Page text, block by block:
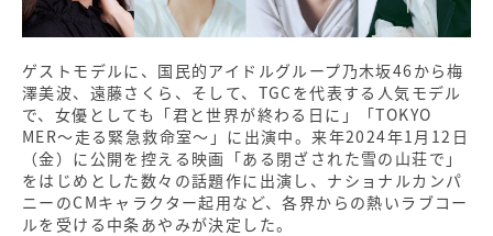
ゲストモデルに、国民的アイドルグループ乃木坂46から梅
澤美波、遠藤さくら、そして、TGCを代表する人気モデル
で、女優としても「君と世界が終わる日に」「TOKYO
MER～走る緊急救命室～」に出演中。来年2024年1月12日
（金）に公開を控える映画「ある閉ざされた雪の山荘で」
をはじめとした数々の話題作に出演し、ナショナルカンパ
ニーのCMキャラクター起用など、各界からの熱いラブコー
ルを受ける中条あやみが決定した。